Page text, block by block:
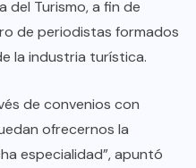
del Turismo, a fin de
de periodistas formados
la industria turística.
de convenios con
ofrecernos la
especialidad”, apuntó